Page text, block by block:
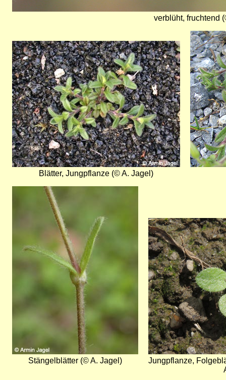
verblüht, fruchtend
Bild
Blätter, Jungpflanze (© A. Jagel)
Bild
Stängelblätter (© A. Jagel)
Bild
Jungpflanze,